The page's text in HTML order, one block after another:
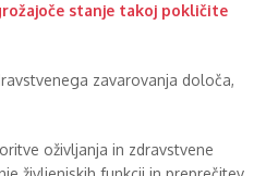
stanje takoj pokličite
zavarovanja določa,
oživljanja in zdravstvene